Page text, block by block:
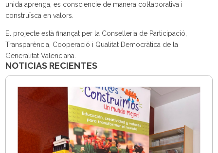
unida aprenga, es consciencie de manera col·laborativa i
construïsca en valors.
El projecte està finançat per la Conselleria de Participació,
Transparència, Cooperació i Qualitat Democràtica de la
Generalitat Valenciana.
NOTICIAS RECIENTES